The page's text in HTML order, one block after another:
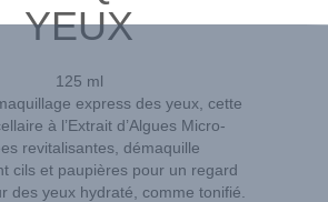
YEUX
125 ml
express des yeux, cette
à l’Extrait d’Algues Micro-
revitalisantes, démaquille
cils et paupières pour un regard
des yeux hydraté, comme tonifié.